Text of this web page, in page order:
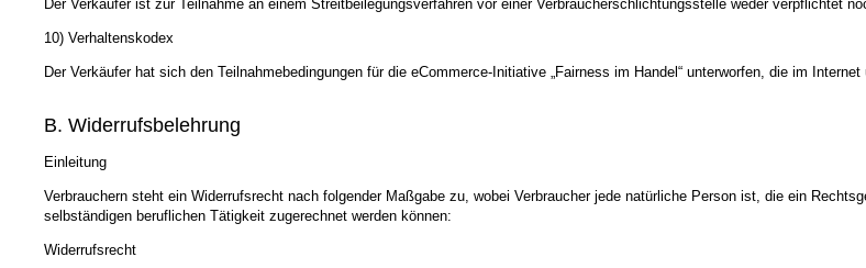
Der Verkäufer ist zur Teilnahme an einem Streitbeilegungsverfahren vor einer Verbraucherschlichtungsstelle weder verpflichtet
10) Verhaltenskodex
Der Verkäufer hat sich den Teilnahmebedingungen für die eCommerce-Initiative „Fairness im Handel“ unterworfen, die im Internet
B. Widerrufsbelehrung
Einleitung
Verbrauchern steht ein Widerrufsrecht nach folgender Maßgabe zu, wobei Verbraucher jede natürliche Person ist, die ein
selbständigen beruflichen Tätigkeit zugerechnet werden können:
Widerrufsrecht